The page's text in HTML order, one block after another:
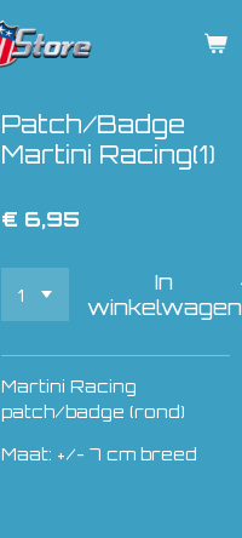
Patch/Badge
Martini Racing(1)
€ 6,95
In
winkelwagen
Martini Racing
patch/badge (rond)
Maat: +/- 7 cm breed